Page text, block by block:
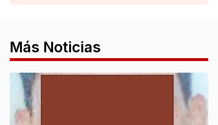
Más Noticias